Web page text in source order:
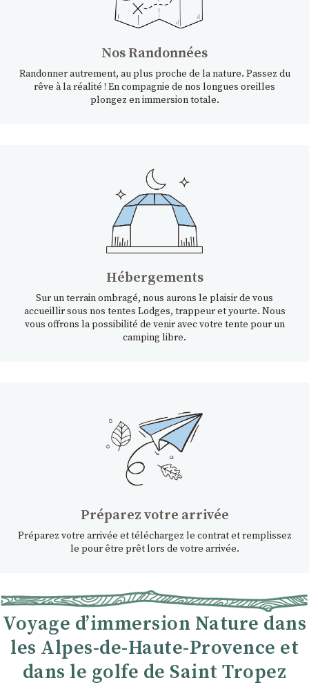
Nos Randonnées
Randonner autrement, au plus proche de la nature. Passez du
rêve à la réalité ! En compagnie de nos longues oreilles
plongez en immersion totale.
Hébergements
Sur un terrain ombragé, nous aurons le plaisir de vous
accueillir sous nos tentes Lodges, trappeur et yourte. Nous
vous offrons la possibilité de venir avec votre tente pour un
camping libre.
Préparez votre arrivée
Préparez votre arrivée et téléchargez le contrat et remplissez
le pour être prêt lors de votre arrivée.
Voyage d’immersion Nature dans
les Alpes-de-Haute-Provence et
dans le golfe de Saint Tropez